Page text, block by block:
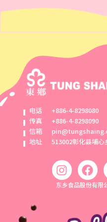
电话
+886-4-8298080
传真
+886-4-8298090
信箱
地址
513002彰化县埔
东乡食品股份有